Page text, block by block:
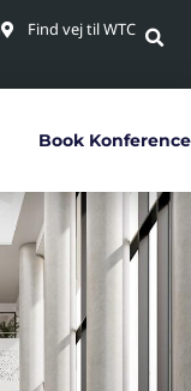
Find vej til WTC
Book Konference